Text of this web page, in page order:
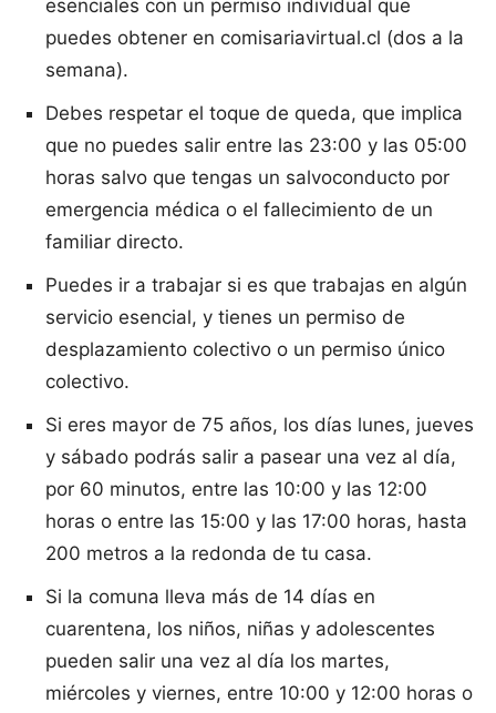
esenciales con un permiso individual que
puedes obtener en comisariavirtual.cl (dos a la
semana).
Debes respetar el toque de queda, que implica
que no puedes salir entre las 23:00 y las 05:00
horas salvo que tengas un salvoconducto por
emergencia médica o el fallecimiento de un
familiar directo.
Puedes ir a trabajar si es que trabajas en algún
servicio esencial, y tienes un permiso de
desplazamiento colectivo o un permiso único
colectivo.
Si eres mayor de 75 años, los días lunes, jueves
y sábado podrás salir a pasear una vez al día,
por 60 minutos, entre las 10:00 y las 12:00
horas o entre las 15:00 y las 17:00 horas, hasta
200 metros a la redonda de tu casa.
Si la comuna lleva más de 14 días en
cuarentena, los niños, niñas y adolescentes
pueden salir una vez al día los martes,
miércoles y viernes, entre 10:00 y 12:00 horas o